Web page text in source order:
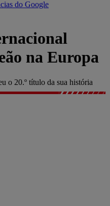
do Google
na Europa
o 20.º título da sua história